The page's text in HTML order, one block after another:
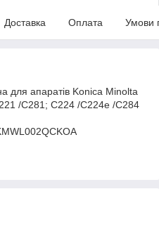
Доставка Оплата Умови
для апаратів Konica Minolta
/C281; C224 /C224e /C284